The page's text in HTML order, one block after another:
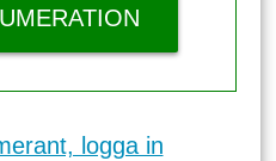
logga in